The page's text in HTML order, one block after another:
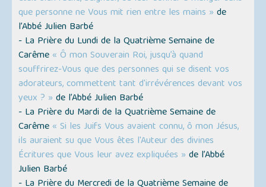
que personne ne Vous mit rien entre les mains » de
l’Abbé Julien Barbé
- La Prière du Lundi de la Quatrième Semaine de
Carême « Ô mon Souverain Roi, jusqu’à quand
souffrirez-Vous que des personnes qui se disent vos
adorateurs, commettent tant d'irrévérences devant vos
yeux ? » de l’Abbé Julien Barbé
- La Prière du Mardi de la Quatrième Semaine de
Carême « Si les Juifs Vous avaient connu, ô mon Jésus,
ils auraient su que Vous êtes l'Auteur des divines
Écritures que Vous leur avez expliquées » de l’Abbé
Julien Barbé